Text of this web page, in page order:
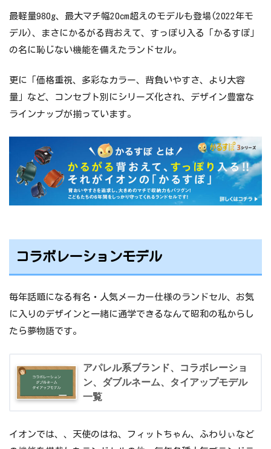
最軽量980g、最大マチ幅20cm超えのモデルも登場(2022年モ
デル)、まさにかるがる背おえて、すっぽり入る「かるすぽ」
の名に恥じない機能を備えたランドセル。
更に「価格重視、多彩なカラー、背負いやすさ、より大容
量」など、コンセプト別にシリーズ化され、デザイン豊富な
ラインナップが揃っています。
コラボレーションモデル
毎年話題になる有名・人気メーカー仕様のランドセル、お気
に入りのデザインと一緒に通学できるなんて昭和の私からし
たら夢物語です。
アパレル系ブランド、コラボレーショ
ン、ダブルネーム、タイアップモデル
一覧
イオンでは、、天使のはね、フィットちゃん、ふわりぃなど